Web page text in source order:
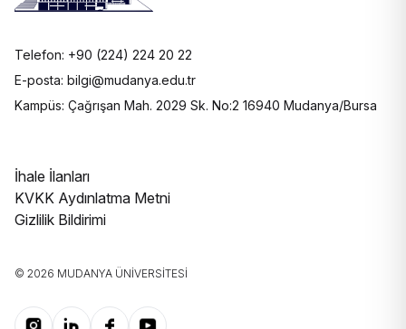
Telefon: +90 (224) 224 20 22
E-posta: bilgi@mudanya.edu.tr
Kampüs: Çağrışan Mah. 2029 Sk. No:2 16940 Mudanya/Bursa
İhale İlanları
KVKK Aydınlatma Metni
Gizlilik Bildirimi
© 2026 MUDANYA ÜNIVERSITESI